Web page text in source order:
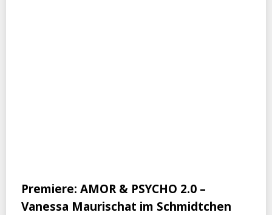
Premiere: AMOR & PSYCHO 2.0 –
Vanessa Maurischat im Schmidtchen